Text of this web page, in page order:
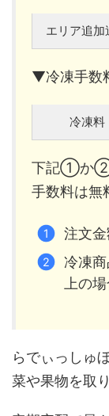
エリア追加
▼冷凍手数
冷凍料
下記①か②
手数料は無
注文
冷凍
上の場
らでぃっしゅ
菜や果物を取